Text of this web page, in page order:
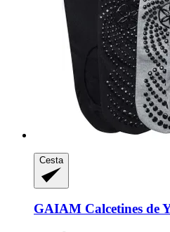
Cesta
GAIAM Calcetines de